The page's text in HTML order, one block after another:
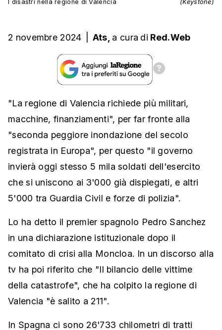
I disastri nella regione di Valencia (Keystone)
2 novembre 2024 Ats, a cura di Red.Web
"La regione di Valencia richiede più militari,
macchine, finanziamenti", per far fronte alla
"seconda peggiore inondazione del secolo
registrata in Europa", per questo "il governo
invierà oggi stesso 5 mila soldati dell'esercito
che si uniscono ai 3'000 già dispiegati, e altri
5'000 tra Guardia Civil e forze di polizia".
Lo ha detto il premier spagnolo Pedro Sanchez
in una dichiarazione istituzionale dopo il
comitato di crisi alla Moncloa. In un discorso alla
tv ha poi riferito che "Il bilancio delle vittime
della catastrofe", che ha colpito la regione di
Valencia "è salito a 211".
In Spagna ci sono 26'733 chilometri di tratti